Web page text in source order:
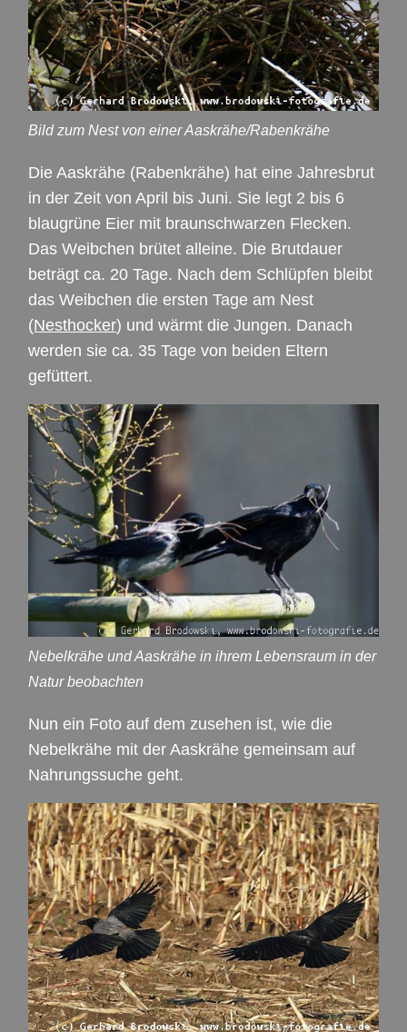
Bild zum Nest von einer Aaskrähe/Rabenkrähe
Die Aaskrähe (Rabenkrähe) hat eine Jahresbrut
in der Zeit von April bis Juni. Sie legt 2 bis 6
blaugrüne Eier mit braunschwarzen Flecken.
Das Weibchen brütet alleine. Die Brutdauer
beträgt ca. 20 Tage. Nach dem Schlüpfen bleibt
das Weibchen die ersten Tage am Nest
(Nesthocker) und wärmt die Jungen. Danach
werden sie ca. 35 Tage von beiden Eltern
gefüttert.
Nebelkrähe und Aaskrähe in ihrem Lebensraum in der
Natur beobachten
Nun ein Foto auf dem zusehen ist, wie die
Nebelkrähe mit der Aaskrähe gemeinsam auf
Nahrungssuche geht.